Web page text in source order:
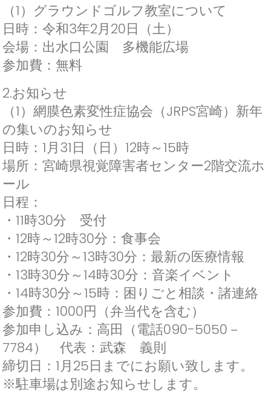
ュ
ー
を
ス
ッ
て
本
文
へ
（1）グラウンドゴルフ教室について
日時：令和3年2月20日（土）
会場：出水口公園 多機能広場
参加費：無料
2.お知らせ
（1）網膜色素変性症協会（JRPS宮崎）新年
の集いのお知らせ
日時：1月31日（日）12時～15時
場所：宮崎県視覚障害者センター2階交流ホ
ール
日程：
・11時30分 受付
・12時～12時30分：食事会
・12時30分～13時30分：最新の医療情報
・13時30分～14時30分：音楽イベント
・14時30分～15時：困りごと相談・諸連絡
参加費：1000円（弁当代を含む）
参加申し込み：高田（電話090-5050－
7784） 代表：武森 義則
締切日：1月25日までにお願い致します。
※駐車場は別途お知らせします。